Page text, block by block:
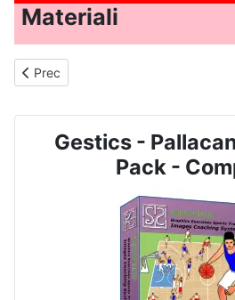
Materiali
Articolo precedente:
Prec
Gestics -
Pack -